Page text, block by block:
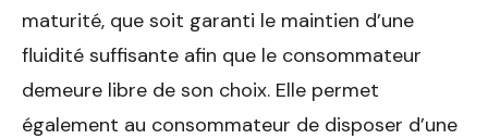
maturité, que soit garanti le maintien d’une
fluidité suffisante afin que le consommateur
demeure libre de son choix. Elle permet
également au consommateur de disposer d’une